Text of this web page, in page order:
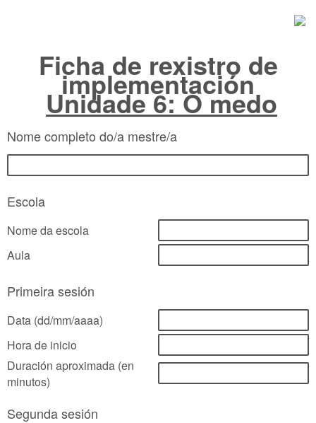
Ficha de rexistro de
implementación
Unidade 6: O medo
Nome completo do/a mestre/a
Escola
Nome da escola
Aula
Primeira sesión
Data (dd/mm/aaaa)
Hora de inicio
Duración aproximada (en
minutos)
Segunda sesión